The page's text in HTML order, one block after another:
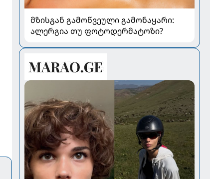
მზისგან გამოწვეული გამონაყარი:
ალერგია თუ ფოტოდერმატოზი?